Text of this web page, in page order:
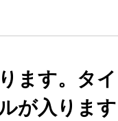
ます。タ
が入りま